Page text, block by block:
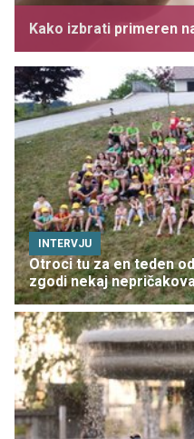
Kako izbrati primeren
INTERVJU
Otroci tu za en teden
zgodi nekaj